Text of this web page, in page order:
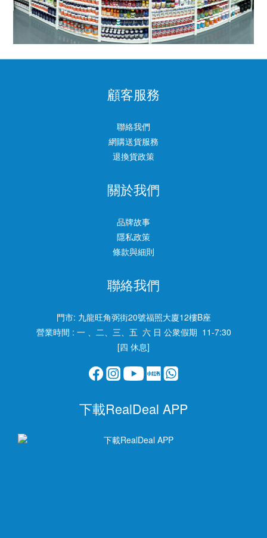
顧客服務
聯絡我們
網購送貨服務
退換貨政策
關於我們
品牌故事
隱私政策
條款與細則
聯絡我們
門市: 九龍旺角弼街20號福照大廈12樓B座
營業時間 : 一 、二、三、五 六 日 公衆假期 11-7:30
[四 休息]
下載RealDeal APP